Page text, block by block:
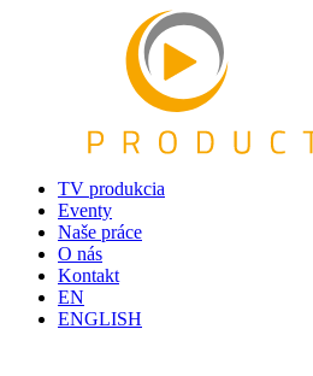
TV produkcia
Eventy
Naše práce
O nás
Kontakt
EN
ENGLISH